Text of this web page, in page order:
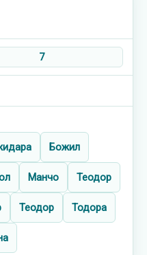
7
Божил
Манчо Теодор
Теодор Тодора